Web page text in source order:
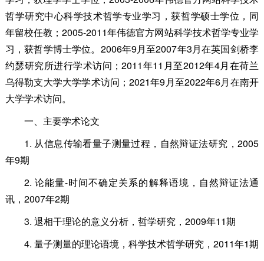
哲学研究中心科学技术哲学专业学习，获哲学硕士学位，同
年留校任教；2005-2011年伟德官方网站科学技术哲学专业学
习，获哲学博士学位。2006年9月至2007年3月在英国剑桥李
约瑟研究所进行学术访问；2011年11月至2012年4月在荷兰
乌得勒支大学大学学术访问；2021年9月至2022年6月在南开
大学学术访问。
一、主要学术论文
1. 从信息传输看量子测量过程，自然辩证法研究，2005
年9期
2. 论能量-时间不确定关系的解释语境，自然辩证法通
讯，2007年2期
3. 退相干理论的意义分析，哲学研究，2009年11期
4. 量子测量的理论语境，科学技术哲学研究，2011年1期